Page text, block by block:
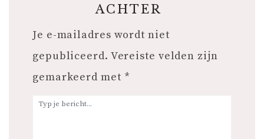
ACHTER
Je e-mailadres wordt niet
gepubliceerd. Vereiste velden zijn
gemarkeerd met *